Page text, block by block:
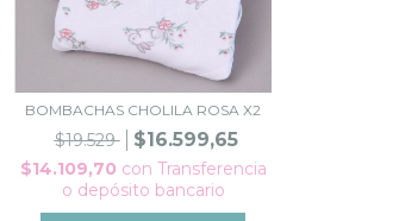
BOMBACHAS CHOLILA ROSA X2
$19.529 $16.599,65
$14.109,70 con Transferencia
o depósito bancario